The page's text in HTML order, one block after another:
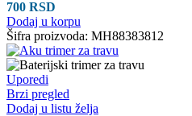
700 RSD
Dodaj u korpu
Šifra proizvoda: MH88383812
Uporedi
Brzi pregled
Dodaj u listu želja